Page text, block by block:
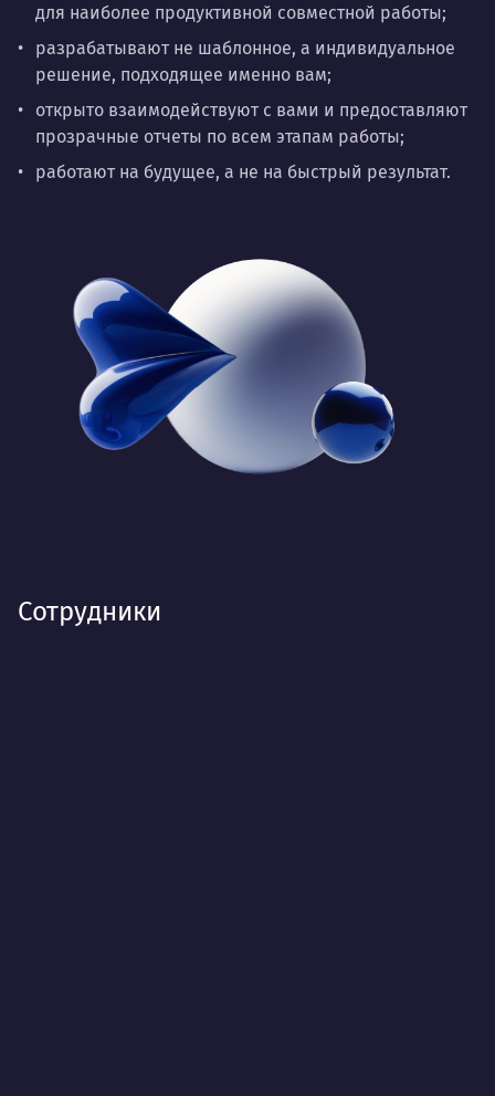
для наиболее продуктивной совместной работы;
разрабатывают не шаблонное, а индивидуальное
решение, подходящее именно вам;
открыто взаимодействуют с вами и предоставляют
прозрачные отчеты по всем этапам работы;
работают на будущее, а не на быстрый результат.
Сотрудники